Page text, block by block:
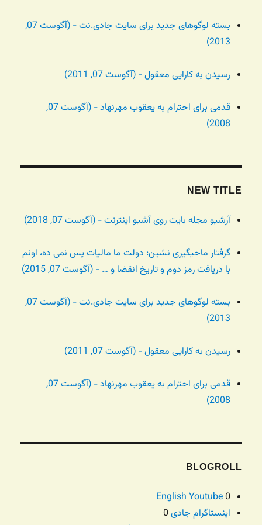
بسته لوگوهای جدید برای سایت جادی.نت - (آگوست 07,
2013)
رسیدن به کارایی معقول - (آگوست 07, 2011)
قدمی برای احترام به یعقوب مهرنهاد - (آگوست 07,
2008)
NEW TITLE
آرشیو مجله بایت روی آشیو اینترنت - (آگوست 07, 2018)
گرفتار ماحیگیری نشین: دولت ما مالیات پس نمی ده، اونم
با دریافت رمز دوم و تاریخ انقضا و … - (آگوست 07, 2015)
بسته لوگوهای جدید برای سایت جادی.نت - (آگوست 07,
2013)
رسیدن به کارایی معقول - (آگوست 07, 2011)
قدمی برای احترام به یعقوب مهرنهاد - (آگوست 07,
2008)
BLOGROLL
English Youtube0
اینستاگرام جادی